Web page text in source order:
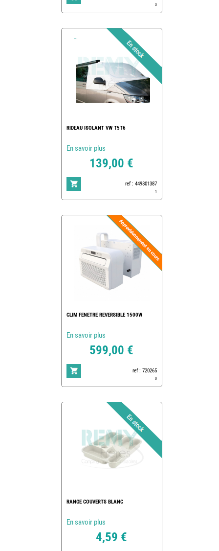
3
RIDEAU ISOLANT VW T5T6
En savoir plus
139,00 €
ref : 449801387
1
CLIM FENETRE REVERSIBLE 1500W
En savoir plus
599,00 €
ref : 720265
0
RANGE COUVERTS BLANC
En savoir plus
4,59 €